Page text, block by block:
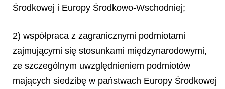
Środkowej i Europy Środkowo-Wschodniej;
2) współpraca z zagranicznymi podmiotami
zajmującymi się stosunkami międzynarodowymi,
ze szczególnym uwzględnieniem podmiotów
mających siedzibę w państwach Europy Środkowej